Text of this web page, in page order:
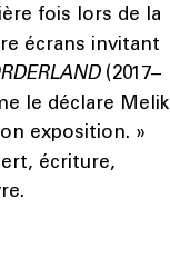
fois lors de la
écrans invitant
(2017–
le déclare Melik
exposition. »
écriture,